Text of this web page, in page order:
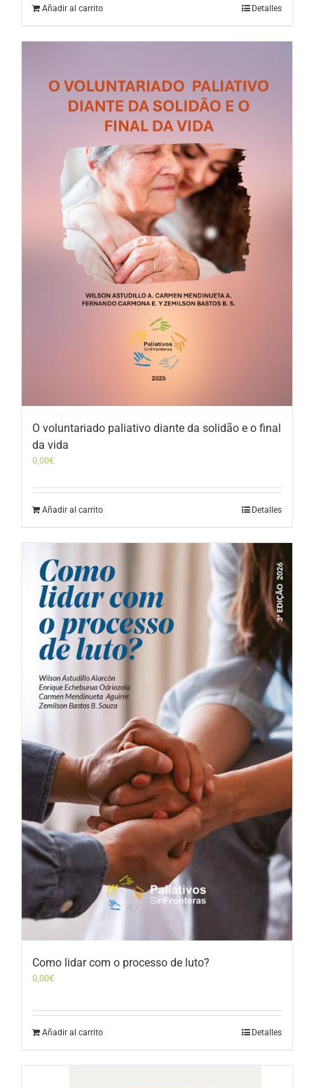
Añadir al carrito Detalles
O voluntariado paliativo diante da solidão e o final
da vida
0,00€
Añadir al carrito Detalles
Como lidar com o processo de luto?
0,00€
Añadir al carrito Detalles